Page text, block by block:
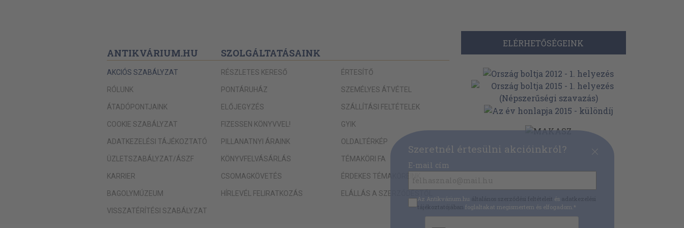
ANTIKVÁRIUM.HU
AKCIÓS SZABÁLYZAT
RÓLUNK
ÁTADÓPONTJAINK
COOKIE SZABÁLYZAT
ADATKEZELÉSI TÁJÉKOZTATÓ
ÜZLETSZABÁLYZAT/ÁSZF
KARRIER
BAGOLYMÚZEUM
VISSZATÉRÍTÉSI SZABÁLYZAT
SZOLGÁLTATÁSAINK
RÉSZLETES KERESŐ
PONTÁRUHÁZ
ELŐJEGYZÉS
FIZESSEN KÖNYVVEL!
PILLANATNYI ÁRAINK
KÖNYVFELVÁSÁRLÁS
CSOMAGKÖVETÉS
HÍRLEVÉL FELIRATKOZÁS
ÉRTESÍTŐ
SZEMÉLYES ÁTVÉTEL
SZÁLLÍTÁSI FELTÉTELEK
GYIK
OLDALTÉRKÉP
TÉMAKÖRI FA
ÉRDEKES TÉMAKÖREINK
ELÁLLÁS A SZERZŐDÉSTŐL
ELÉRHETŐSÉGEINK
Szeretnél értesülni akcióinkról?
E-mail cím
Az Antikvárium.hu általános szerződési feltételeit és
adatkezelési
tájékoztatójában foglaltakat megismertem és elfogadom.*